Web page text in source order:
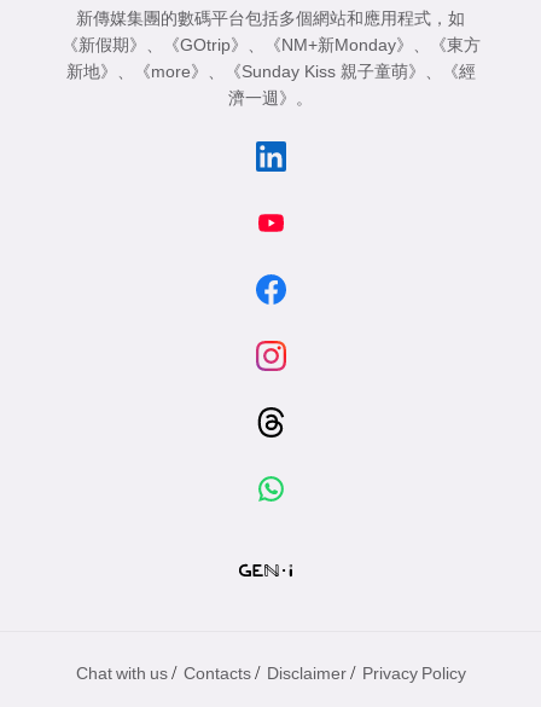
新傳媒集團的數碼平台包括多個網站和應用程式，如
《新假期》
《GOtrip》 《NM+新Monday》
《東方
新地》
《more》 《Sunday Kiss 親子童萌》
《經
濟一週》
。
Chat with us / Contacts / Disclaimer / Privacy Policy